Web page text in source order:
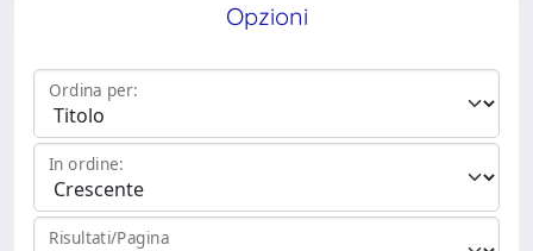
Opzioni
Ordina per:
In ordine:
Risultati/Pagina